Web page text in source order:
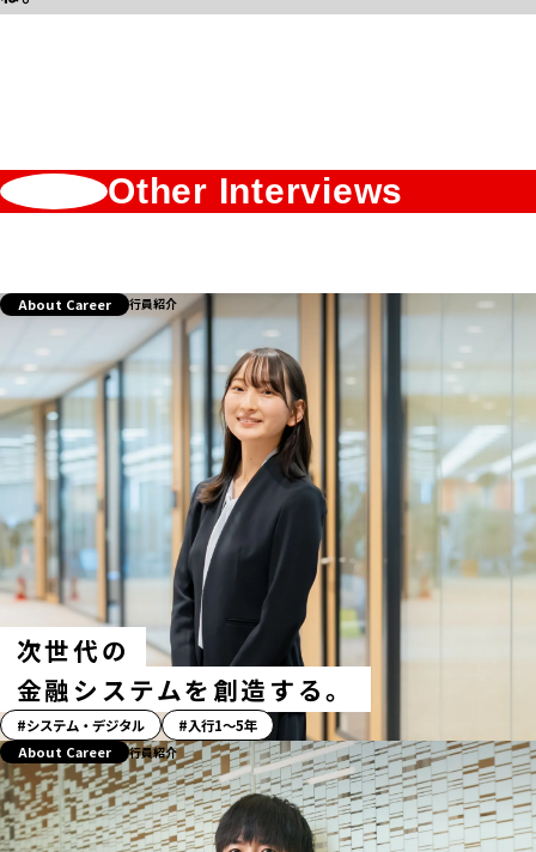
Other Interviews
次世代の
金融システムを創造する。
About Career 行員紹介
「ス
ト
ー
リ
ー」
システム・デジタル 入行1〜5年
About Career 行員紹介